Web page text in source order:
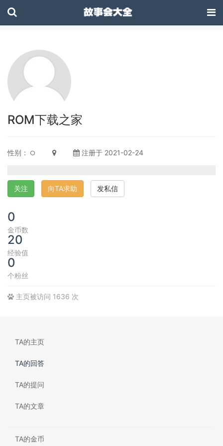
ROM下载之家
性别： 注册于 2021-02-24
关注 向TA求助 发私信
0
金币数
20
经验值
0
个粉丝
主页被访问 1636 次
TA的主页
TA的回答
TA的提问
TA的文章
TA的金币